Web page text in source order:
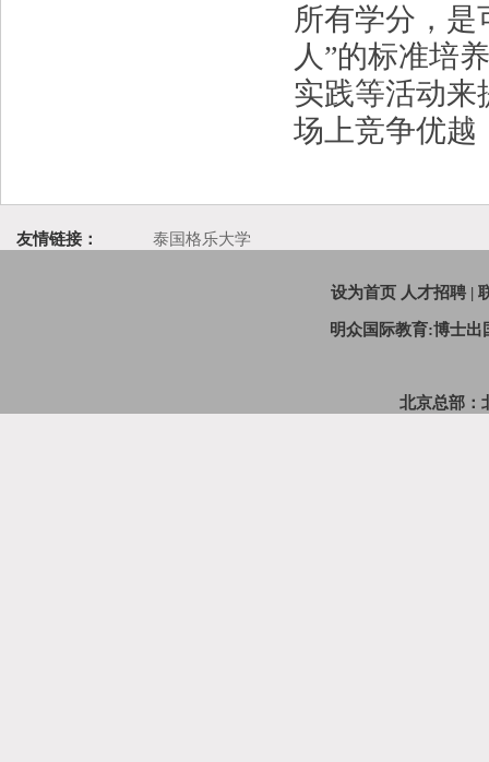
所有学分，是
人”的标准培
实践等活动来
场上竞争优越
友情链接： 泰国格乐大学
设为首页 人才招聘 |
明众国际教育:博士出
北京总部：